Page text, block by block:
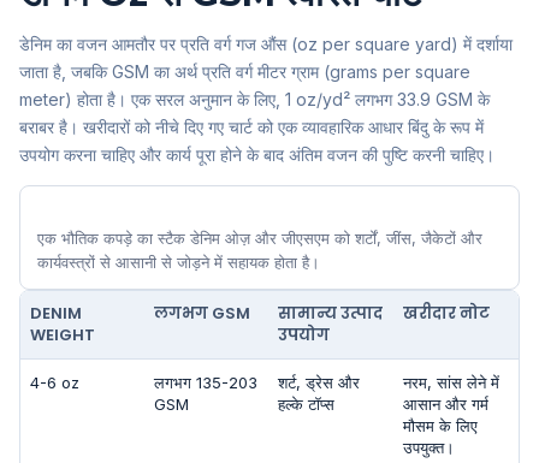
डेनिम का वजन आमतौर पर प्रति वर्ग गज औंस (oz per square yard) में दर्शाया
जाता है, जबकि GSM का अर्थ प्रति वर्ग मीटर ग्राम (grams per square
meter) होता है। एक सरल अनुमान के लिए, 1 oz/yd² लगभग 33.9 GSM के
बराबर है। खरीदारों को नीचे दिए गए चार्ट को एक व्यावहारिक आधार बिंदु के रूप में
उपयोग करना चाहिए और कार्य पूरा होने के बाद अंतिम वजन की पुष्टि करनी चाहिए।
एक भौतिक कपड़े का स्टैक डेनिम ओज़ और जीएसएम को शर्टों, जींस, जैकेटों और
कार्यवस्त्रों से आसानी से जोड़ने में सहायक होता है।
DENIM
WEIGHT
लगभग GSM
सामान्य उत्पाद
उपयोग
खरीदार नोट
4-6 oz
लगभग 135-203
GSM
शर्ट, ड्रेस और
हल्के टॉप्स
नरम, सांस लेने में
आसान और गर्म
मौसम के लिए
उपयुक्त।